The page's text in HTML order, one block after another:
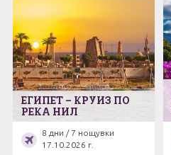
ЕГИПЕТ – КРУИЗ ПО
РЕКА НИЛ
8 дни / 7 нощувки
17.10.2026 г.